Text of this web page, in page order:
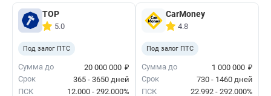
микрозайма
значительно повышается.
ТОР
5.0
Под залог ПТС
Сумма до 20 000 000 ₽
Срок
365 - 3650 дней
ПСК
12.000 - 292.000%
CarMoney
4.8
Под залог ПТС
Сумма до 1 000 000 ₽
Срок
730 - 1460 дней
ПСК
22.992 - 292.000%